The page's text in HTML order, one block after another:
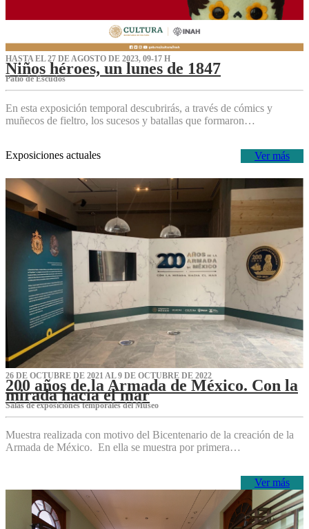
HASTA EL 27 DE AGOSTO DE 2023, 09-17 H
Niños héroes, un lunes de 1847
Patio de Escudos
En esta exposición temporal descubrirás, a través de cómics y
muñecos de fieltro, los sucesos y batallas que formaron…
Ver más
Exposiciones actuales
26 DE OCTUBRE DE 2021 AL 9 DE OCTUBRE DE 2022
200 años de la Armada de México. Con la
mirada hacia el mar
Salas de exposiciones temporales del Museo‌
Muestra realizada con motivo del Bicentenario de la creación de la
Armada de México. En ella se muestra por primera…
Ver más